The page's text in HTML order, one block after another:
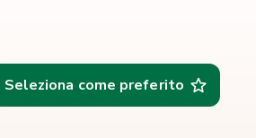
Seleziona come preferito